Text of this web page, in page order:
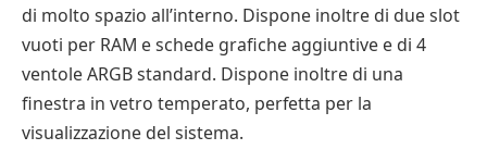
di molto spazio all’interno. Dispone inoltre di due slot
vuoti per RAM e schede grafiche aggiuntive e di 4
ventole ARGB standard. Dispone inoltre di una
finestra in vetro temperato, perfetta per la
visualizzazione del sistema.